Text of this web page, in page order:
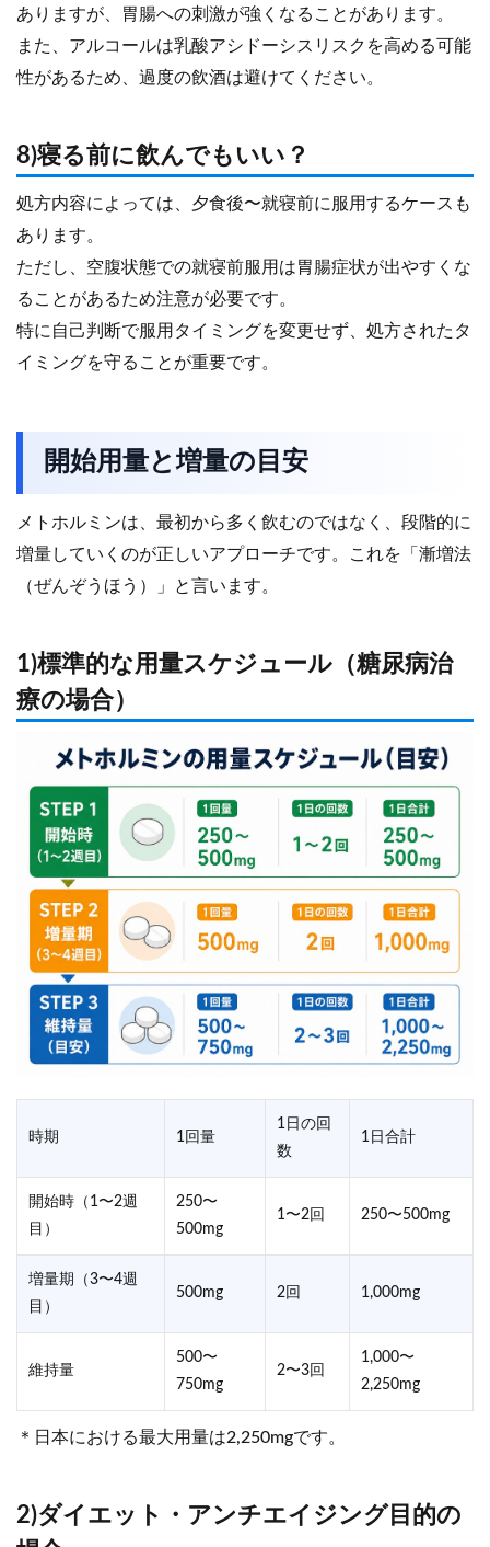
ありますが、胃腸への刺激が強くなることがあります。
また、アルコールは乳酸アシドーシスリスクを高める可能
性があるため、過度の飲酒は避けてください。
8)寝る前に飲んでもいい？
処方内容によっては、夕食後〜就寝前に服用するケースも
あります。
ただし、空腹状態での就寝前服用は胃腸症状が出やすくな
ることがあるため注意が必要です。
特に自己判断で服用タイミングを変更せず、処方されたタ
イミングを守ることが重要です。
開始用量と増量の目安
メトホルミンは、最初から多く飲むのではなく、段階的に
増量していくのが正しいアプローチです。これを「漸増法
（ぜんぞうほう）」と言います。
1)標準的な用量スケジュール（糖尿病治
療の場合）
時期 1回量
1日の回
数
1日合計
開始時（1〜2週
目）
250〜
500mg
1〜2回 250〜500mg
増量期（3〜4週
目）
500mg 2回 1,000mg
維持量
500〜
750mg
2〜3回
1,000〜
2,250mg
＊日本における最大用量は2,250mgです。
2)ダイエット・アンチエイジング目的の